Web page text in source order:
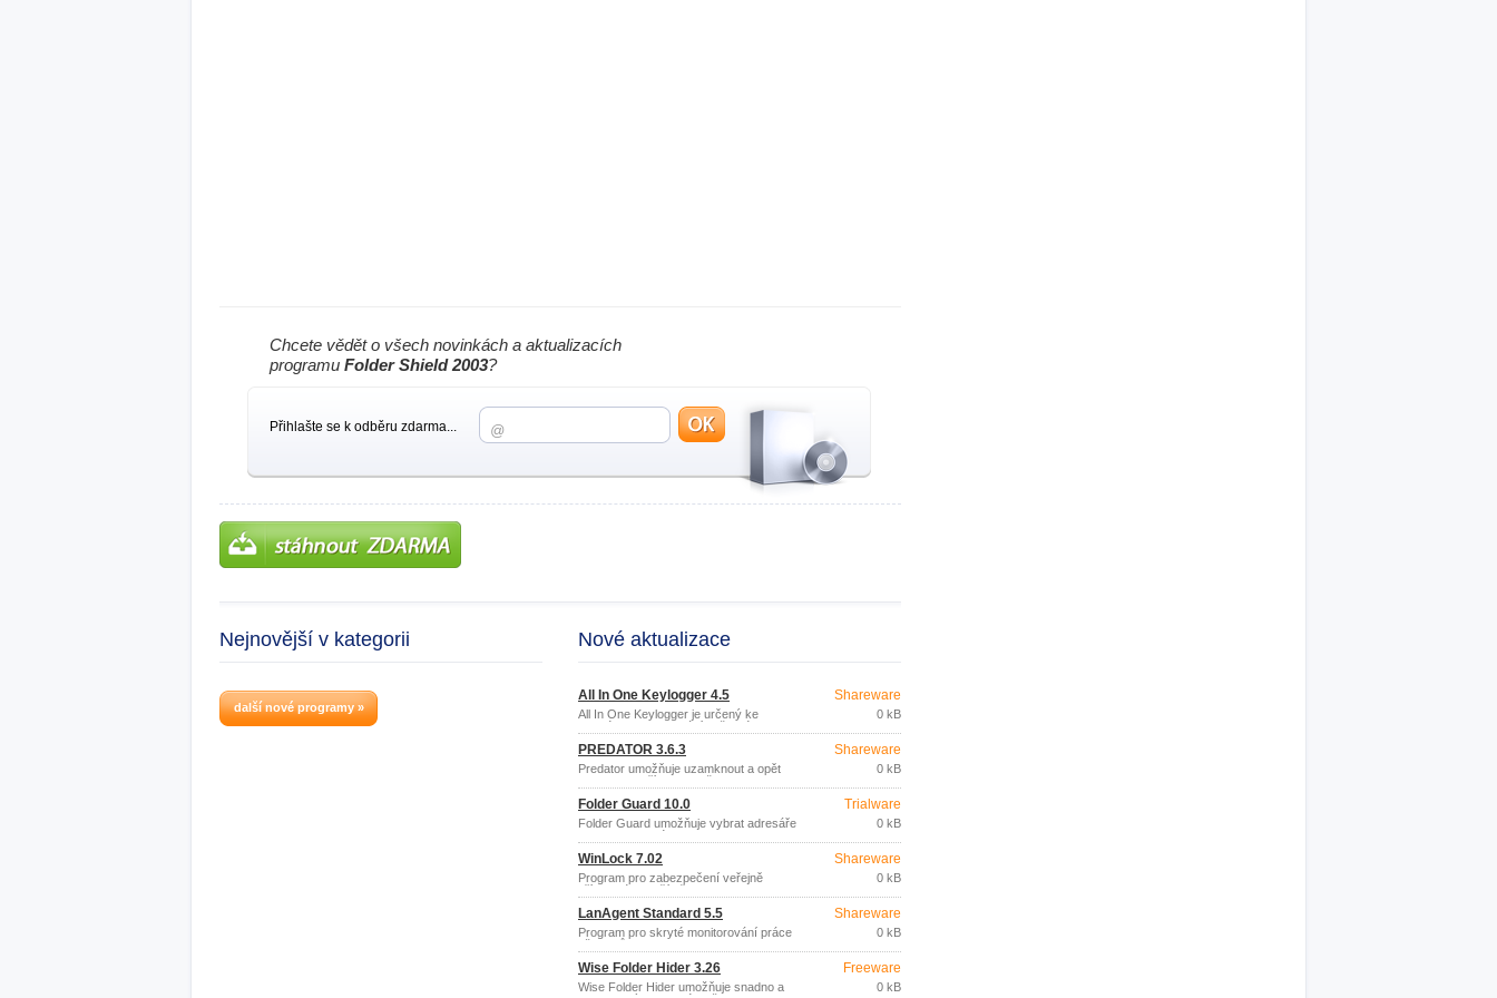
Chcete vědět o všech novinkách a aktualizacích
programu Folder Shield 2003?
Přihlašte se k odběru zdarma...
Nejnovější v kategorii
další nové programy »
Nové aktualizace
All In One Keylogger 4.5
All In One Keylogger je určený ke
skrytému monitorování veškeré aktivity
uživatelů na počítači, kde je
nainstalován.
Shareware
0 kB
PREDATOR 3.6.3
Predator umožňuje uzamknout a opět
odemknout přístup k vašemu PC s
pomocí USB flash disku.
Shareware
0 kB
Folder Guard 10.0
Folder Guard umožňuje vybrat adresáře
a soubory, které budou skryty, zamezit
přístupu neautorizovaných uživatelů k
počítači, omezit přístup k různým
systémovým prostředkům a nastavením
počítače.
Trialware
0 kB
WinLock 7.02
Program pro zabezpečení veřejně
přístupného počítače.
Shareware
0 kB
LanAgent Standard 5.5
Program pro skryté monitorování práce
uživatelů na PC.
Shareware
0 kB
Wise Folder Hider 3.26
Wise Folder Hider umožňuje snadno a
Freeware
0 kB